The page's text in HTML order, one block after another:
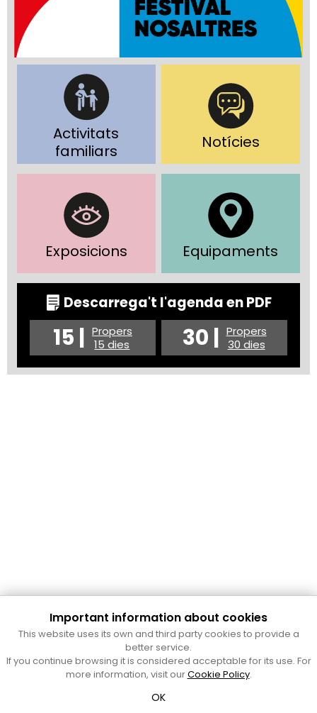
Activitats
familiars
Notícies
Exposicions Equipaments
Descarrega't l'agenda en PDF
15 | Propers
15 dies
30 | Propers
30 dies
Cultura Mataró
Ajuntament de Mataró
C. de Sant Josep, 9 (Mataró, 08302)
Horari d'obertura: dilluns, dimecres i divendres de 10 a 13 h.
al telèfon al 93 758 23 61
Important information about cookies
This website uses its own and third party cookies to provide a
better service.
If you continue browsing it is considered acceptable for its use. For
more information, visit ourCookie Policy.
OK